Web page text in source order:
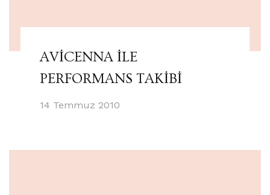
AVİCENNA İLE
PERFORMANS TAKİBİ
14 Temmuz 2010